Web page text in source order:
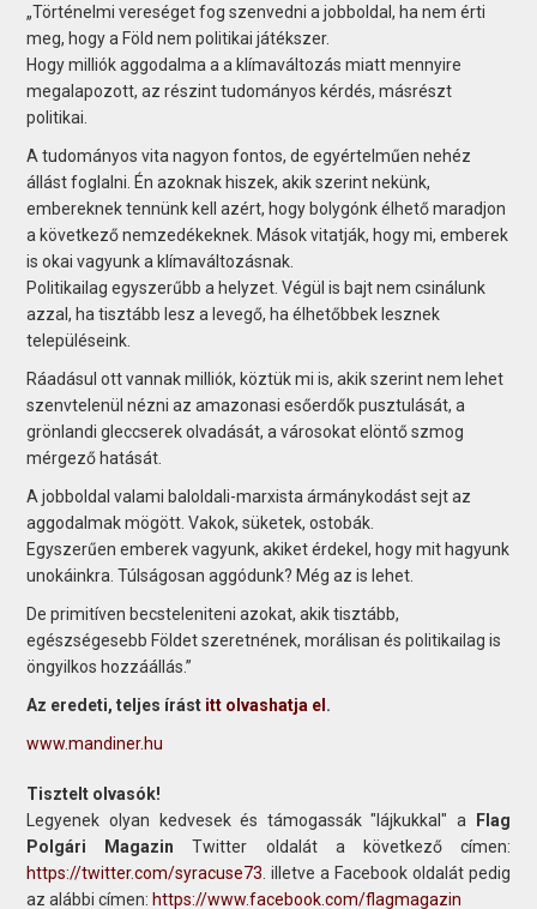
„Történelmi vereséget fog szenvedni a jobboldal, ha nem érti
meg, hogy a Föld nem politikai játékszer.
Hogy milliók aggodalma a a klímaváltozás miatt mennyire
megalapozott, az részint tudományos kérdés, másrészt
politikai.
A tudományos vita nagyon fontos, de egyértelműen nehéz
állást foglalni. Én azoknak hiszek, akik szerint nekünk,
embereknek tennünk kell azért, hogy bolygónk élhető maradjon
a következő nemzedékeknek. Mások vitatják, hogy mi, emberek
is okai vagyunk a klímaváltozásnak.
Politikailag egyszerűbb a helyzet. Végül is bajt nem csinálunk
azzal, ha tisztább lesz a levegő, ha élhetőbbek lesznek
településeink.
Ráadásul ott vannak milliók, köztük mi is, akik szerint nem lehet
szenvtelenül nézni az amazonasi esőerdők pusztulását, a
grönlandi gleccserek olvadását, a városokat elöntő szmog
mérgező hatását.
A jobboldal valami baloldali-marxista ármánykodást sejt az
aggodalmak mögött. Vakok, süketek, ostobák.
Egyszerűen emberek vagyunk, akiket érdekel, hogy mit hagyunk
unokáinkra. Túlságosan aggódunk? Még az is lehet.
De primitíven becsteleniteni azokat, akik tisztább,
egészségesebb Földet szeretnének, morálisan és politikailag is
öngyilkos hozzáállás.”
Az eredeti, teljes írást itt olvashatja el .
www.mandiner.hu
Tisztelt olvasók!
Legyenek olyan kedvesek és támogassák "lájkukkal" a
Flag
Polgári Magazin Twitter oldalát a következő címen:
https://twitter.com/syracuse73 . illetve a Facebook oldalát pedig
az alábbi címen: https://www.facebook.com/flagmagazin